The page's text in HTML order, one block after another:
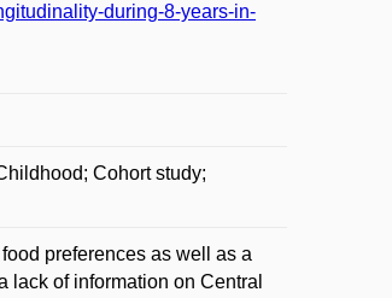
during-8-years-in-
Cohort study;
preferences as well as a
of information on Central